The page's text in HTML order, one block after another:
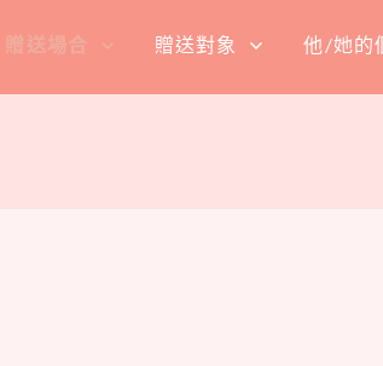
贈送場合 贈送對象 他/她的